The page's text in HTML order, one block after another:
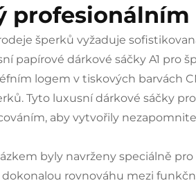
šperků vyžaduje
papírové dárkové sáčky A1 pro
logem v tiskových barvách
Tyto luxusní dárkové sáčky
aby vytvořily
byly navrženy speciálně
rovnováhu mezi